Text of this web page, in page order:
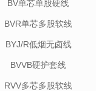
BV单芯单股硬线
BVR单芯多股软线
BYJ/R低烟无卤线
BVVB硬护套线
RVV多芯多股软线